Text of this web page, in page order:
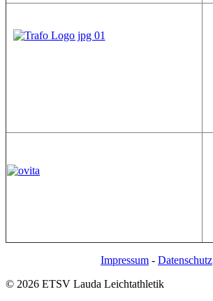
Impressum - Datenschutz
© 2026 ETSV Lauda Leichtathletik